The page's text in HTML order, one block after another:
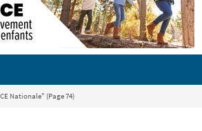
Nationale" (Page 74)